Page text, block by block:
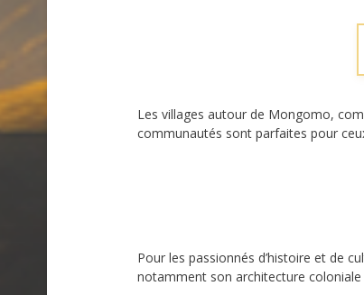
Les villages autour de Mongomo,
communautés sont parfaites pour
Pour les passionnés d’histoire et de
notamment son architecture